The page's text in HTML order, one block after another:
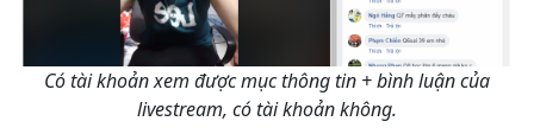
Có tài khoản xem được mục thông tin + bình luận của
livestream, có tài khoản không.